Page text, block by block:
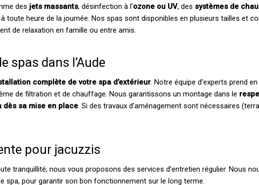
des jets massants, désinfection à l’ozone ou UV, des systèmes de
toute heure de la journée. Nos spas sont disponibles en plusieurs tailles et
de relaxation en famille ou entre amis.
spas dans l’Aude
complète de votre spa d’extérieur. Notre équipe d’experts prend
de filtration et de chauffage. Nous garantissons un montage dans le
dès sa mise en place. Si des travaux d’aménagement sont nécessaires
pour jacuzzis
tranquillité, nous vous proposons des services d’entretien régulier. Nous
spa, pour garantir son bon fonctionnement sur le long terme.